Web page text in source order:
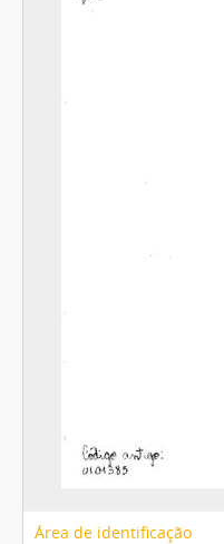
Área de identificação